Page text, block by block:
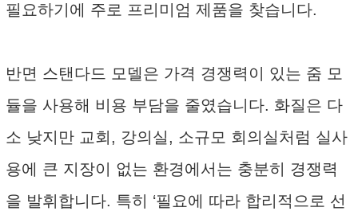
필요하기에 주로 프리미엄 제품을 찾습니다.
반면 스탠다드 모델은 가격 경쟁력이 있는 줌 모
듈을 사용해 비용 부담을 줄였습니다. 화질은 다
소 낮지만 교회, 강의실, 소규모 회의실처럼 실사
용에 큰 지장이 없는 환경에서는 충분히 경쟁력
을 발휘합니다. 특히 ‘필요에 따라 합리적으로 선